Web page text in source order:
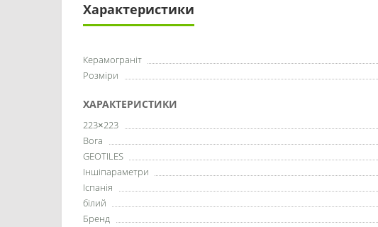
Характеристики
Керамограніт
Розміри
ХАРАКТЕРИСТИКИ
223×223
Bora
GEOTILES
Іншіпараметри
Іспанія
білий
Бренд